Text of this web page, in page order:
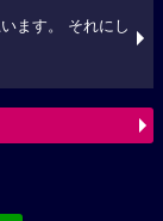
ます。 それにし